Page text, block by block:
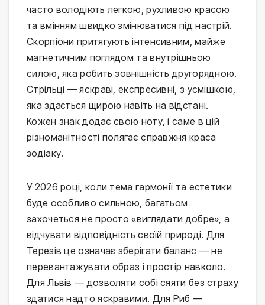
часто володіють легкою, рухливою красою
та вмінням швидко змінюватися під настрій.
Скорпіони притягують інтенсивним, майже
магнетичним поглядом та внутрішньою
силою, яка робить зовнішність другорядною.
Стрільці — яскраві, експресивні, з усмішкою,
яка здається щирою навіть на відстані.
Кожен знак додає свою ноту, і саме в цій
різноманітності полягає справжня краса
зодіаку.
У 2026 році, коли тема гармонії та естетики
буде особливо сильною, багатьом
захочеться не просто «виглядати добре», а
відчувати відповідність своїй природі. Для
Терезів це означає зберігати баланс — не
перевантажувати образ і простір навколо.
Для Львів — дозволяти собі сяяти без страху
здатися надто яскравими. Для Риб —